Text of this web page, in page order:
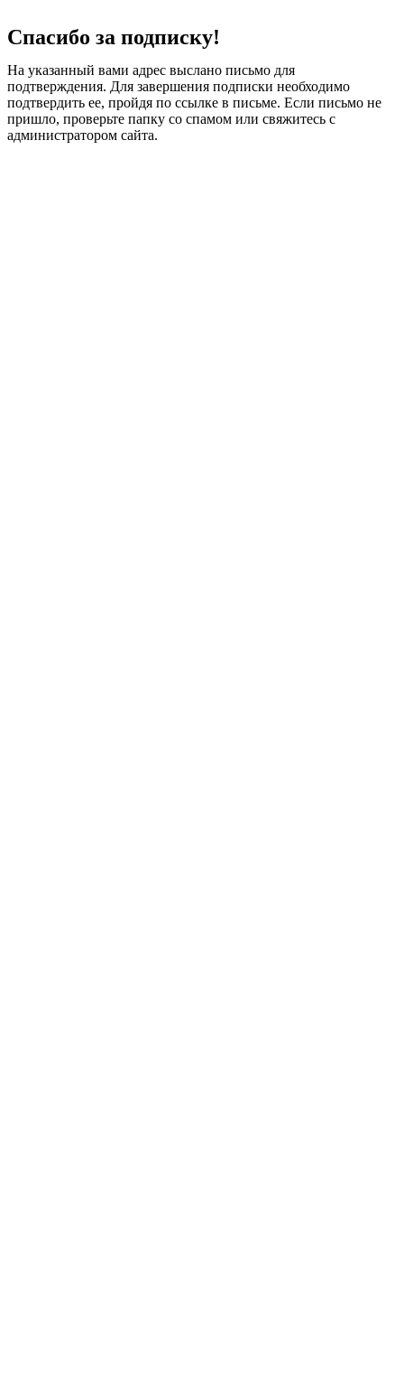
Спасибо за подписку!
На указанный вами адрес выслано письмо для
подтверждения. Для завершения подписки необходимо
подтвердить ее, пройдя по ссылке в письме. Если письмо не
пришло, проверьте папку со спамом или свяжитесь с
администратором сайта.